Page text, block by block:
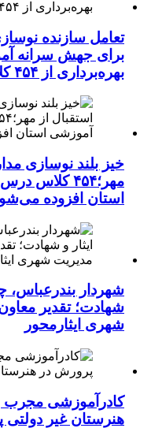
تعامل سازنده
برای جهش سرانه
بهره‌برداری از ۴۵۴ کلاس درس تا مهرماه
خیز بلند نوسازی
مهر؛۴۵۴
استان افزوده
شهردار بندرعباس،
شهادت؛ تقدیر
شهری ایثارمحور
کادرآموزشی
هنرستان غیر دولتی